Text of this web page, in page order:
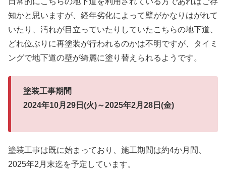
知かと思いますが、経年劣化によって壁がかなりはがれて
いたり、汚れが目立っていたりしていたこちらの地下道、
どれ位ぶりに再塗装が行われるのかは不明ですが、タイミ
ングで地下道の壁が綺麗に塗り替えられるようです。
塗装工事期間
2024年10月29日(火)～2025年2月28日(金)
塗装工事は既に始まっており、施工期間は約4か月間、
2025年2月末迄を予定しています。